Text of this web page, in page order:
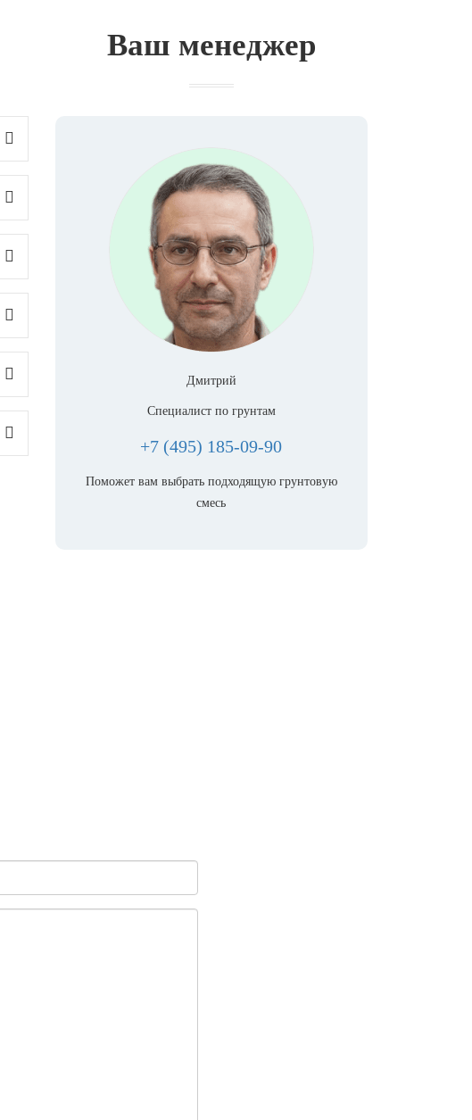
Ваш менеджер
Дмитрий
Специалист по грунтам
+7 (495) 185-09-90
Поможет вам выбрать подходящую грунтовую
смесь